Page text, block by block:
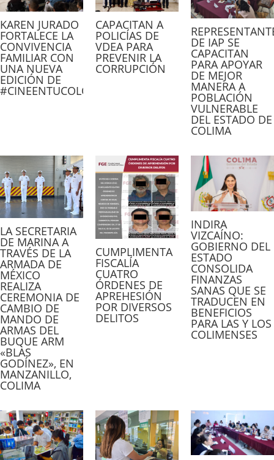
KAREN JURADO
FORTALECE LA
CONVIVENCIA
FAMILIAR CON
UNA NUEVA
EDICIÓN DE
#CINEENTUCOLONIA
CAPACITAN A
POLICÍAS DE
VDEA PARA
PREVENIR LA
CORRUPCIÓN
DE IAP SE
CAPACITAN
PARA APOYAR
DE MEJOR
MANERA A
POBLACIÓN
VULNERABLE
DEL ESTADO DE
COLIMA
LA SECRETARIA
DE MARINA A
TRAVÉS DE LA
ARMADA DE
MÉXICO
REALIZA
CEREMONIA DE
CAMBIO DE
MANDO DE
ARMAS DEL
BUQUE ARM
«BLAS
GODÍNEZ», EN
MANZANILLO,
COLIMA
CUMPLIMENTA
FISCALÍA
CUATRO
ÓRDENES DE
APREHESIÓN
POR DIVERSOS
DELITOS
INDIRA
VIZCAÍNO:
GOBIERNO DEL
ESTADO
CONSOLIDA
FINANZAS
SANAS QUE SE
TRADUCEN EN
BENEFICIOS
PARA LAS Y LOS
COLIMENSES